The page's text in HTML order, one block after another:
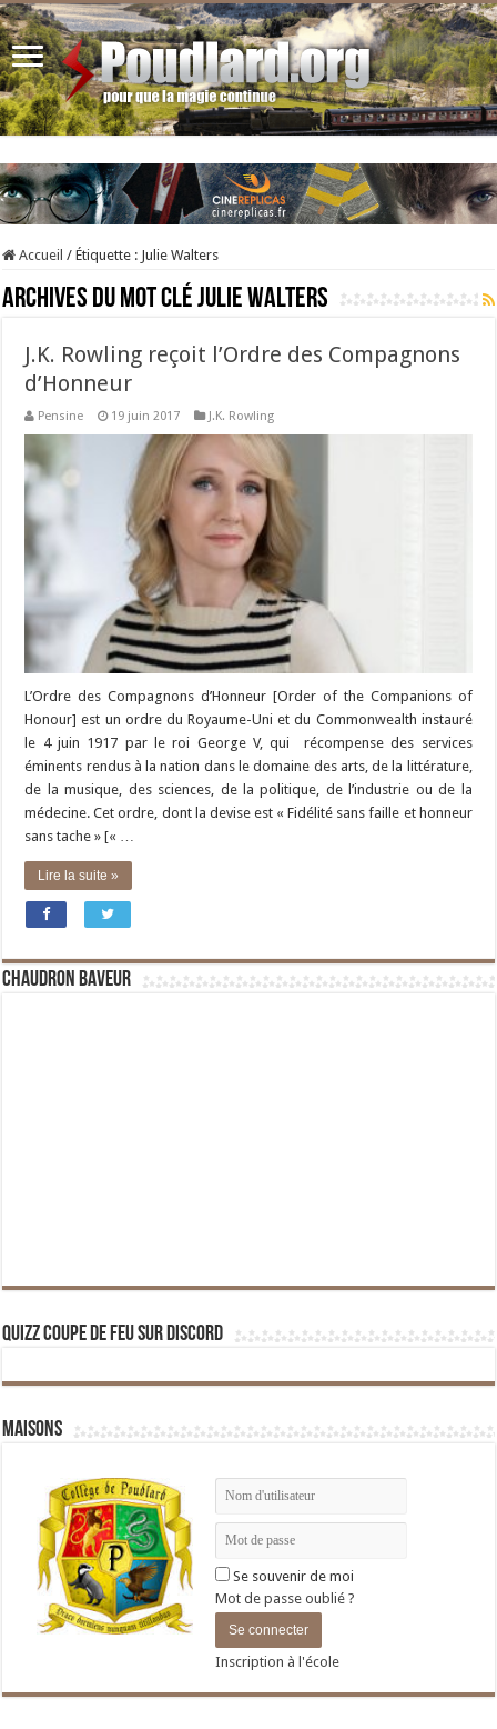
Accueil / Étiquette : Julie Walters
Archives du mot cléJulie Walters
J.K. Rowling reçoit l’Ordre des Compagnons
d’Honneur
Pensine 19 juin 2017 J.K. Rowling
L’Ordre des Compagnons d’Honneur [Order of the Companions of
Honour] est un ordre du Royaume-Uni et du Commonwealth instauré
le 4 juin 1917 par le roi George V, qui récompense des services
éminents rendus à la nation dans le domaine des arts, de la littérature,
de la musique, des sciences, de la politique, de l’industrie ou de la
médecine. Cet ordre, dont la devise est « Fidélité sans faille et honneur
sans tache » [« …
Lire la suite »
Chaudron Baveur
Quizz Coupe de Feu sur Discord
Maisons
Se souvenir de moi
Mot de passe oublié ?
Inscription à l'école